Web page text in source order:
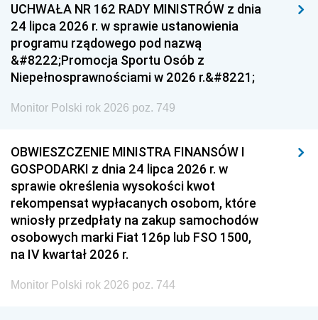
UCHWAŁA NR 162 RADY MINISTRÓW z dnia
24 lipca 2026 r. w sprawie ustanowienia
programu rządowego pod nazwą
&#8222;Promocja Sportu Osób z
Niepełnosprawnościami w 2026 r.&#8221;
Monitor Polski rok 2026 poz. 749
OBWIESZCZENIE MINISTRA FINANSÓW I
GOSPODARKI z dnia 24 lipca 2026 r. w
sprawie określenia wysokości kwot
rekompensat wypłacanych osobom, które
wniosły przedpłaty na zakup samochodów
osobowych marki Fiat 126p lub FSO 1500,
na IV kwartał 2026 r.
Monitor Polski rok 2026 poz. 744